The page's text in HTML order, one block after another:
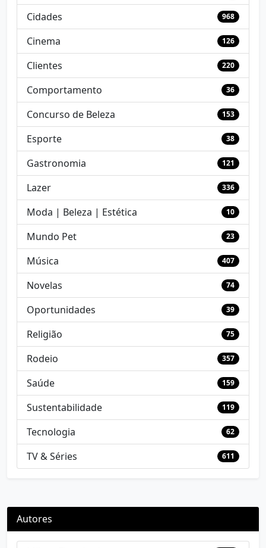
Cidades 968
Cinema 126
Clientes 220
Comportamento 36
Concurso de Beleza 153
Esporte 38
Gastronomia 121
Lazer 336
Moda | Beleza | Estética 10
Mundo Pet 23
Música 407
Novelas 74
Oportunidades 39
Religião 75
Rodeio 357
Saúde 159
Sustentabilidade 119
Tecnologia 62
TV & Séries 611
Autores